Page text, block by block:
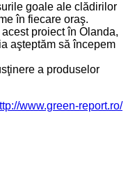
goale ale clădirilor
în fiecare oraş.
proiect în Olanda,
aşteptăm să începem
a produselor
www.green-report.ro/